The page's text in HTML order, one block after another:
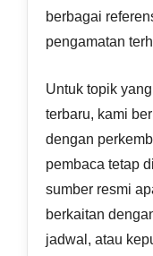
berbagai
pengamatan
Untuk topik
terbaru, kami
dengan
pembaca tetap
sumber resmi
berkaitan
jadwal, atau